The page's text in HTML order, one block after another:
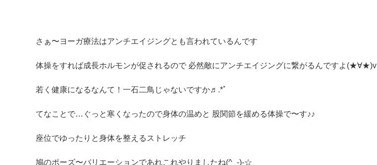
さぁ〜ヨーガ療法はアンチエイジングとも言われているんです
体操をすれば成長ホルモンが促されるので 必然敵にアンチエイジングに繋がるんですよ(★∀★)v
若く健康になるなんて！一石二鳥じゃないですか♬.*ﾟ
てなことで…ぐっと寒くなったので身体の温めと 股関節を緩める体操で〜す♪♪
座位でゆったりと身体を整えるストレッチ
鳩のポーズ〜バリエーションであれこれやりましたね(^_-)-☆